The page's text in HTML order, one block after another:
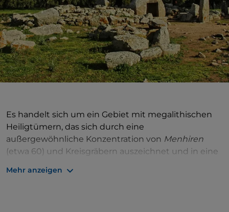
Es handelt sich um ein Gebiet mit megalithischen
Heiligtümern, das sich durch eine
außergewöhnliche Konzentration von Menhiren
(etwa 60) und Kreisgräbern auszeichnet und in eine
jahrhundertealten Kastanienbäumen und
Mehr anzeigen